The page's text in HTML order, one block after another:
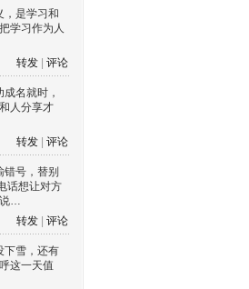
，是学习和
学习作为人
转发
评论
名就时，
人分享才
转发
评论
错号，替别
话想让对方
说…
转发
评论
下雪，还有
这一天值